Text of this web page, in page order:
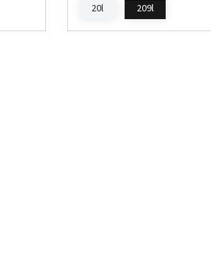
20l 209l